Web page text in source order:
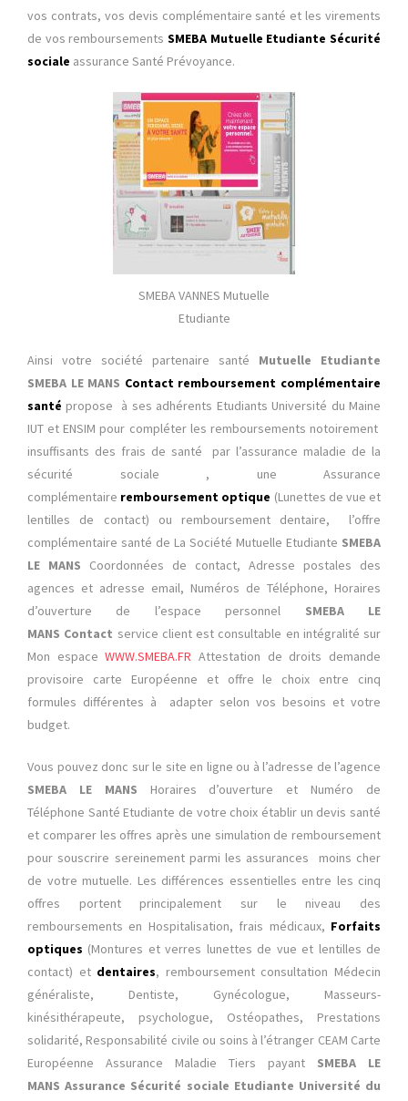
vos contrats, vos devis complémentaire santé et les virements
de vos remboursements SMEBA Mutuelle Etudiante Sécurité
sociale assurance Santé Prévoyance.
SMEBA VANNES Mutuelle
Etudiante
Ainsi votre société partenaire santé Mutuelle Etudiante
SMEBA LE MANS Contact remboursement complémentaire
santé propose à ses adhérents Etudiants Université du Maine
IUT et ENSIM pour compléter les remboursements notoirement
insuffisants des frais de santé par l’assurance maladie de la
sécurité sociale , une Assurance
complémentaire remboursement optique (Lunettes de vue et
lentilles de contact) ou remboursement dentaire, l’offre
complémentaire santé de La Société Mutuelle Etudiante SMEBA
LE MANS Coordonnées de contact, Adresse postales des
agences et adresse email, Numéros de Téléphone, Horaires
d’ouverture de l’espace personnel SMEBA LE
MANS Contact service client est consultable en intégralité sur
Mon espaceWWW.SMEBA.FR Attestation de droits demande
provisoire carte Européenne et offre le choix entre cinq
formules différentes à adapter selon vos besoins et votre
budget.
Vous pouvez donc sur le site en ligne ou à l’adresse de l’agence
SMEBA LE MANS Horaires d’ouverture et Numéro de
Téléphone Santé Etudiante de votre choix établir un devis santé
et comparer les offres après une simulation de remboursement
pour souscrire sereinement parmi les assurances moins cher
de votre mutuelle. Les différences essentielles entre les cinq
offres portent principalement sur le niveau des
remboursements en Hospitalisation, frais médicaux, Forfaits
optiques (Montures et verres lunettes de vue et lentilles de
contact) etdentaires, remboursement consultation Médecin
généraliste, Dentiste, Gynécologue, Masseurs-
kinésithérapeute, psychologue, Ostéopathes, Prestations
solidarité, Responsabilité civile ou soins à l’étranger CEAM Carte
Européenne Assurance Maladie Tiers payant SMEBA LE
MANS Assurance Sécurité sociale Etudiante Université du